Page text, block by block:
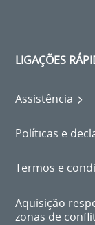
LIGAÇÕES
Assistência
Políticas e
Termos e
Aquisição
zonas de